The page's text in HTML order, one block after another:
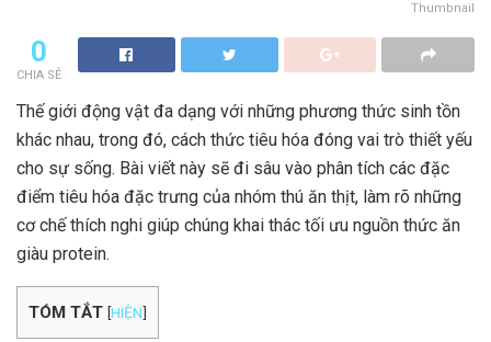
Thumbnail
0
CHIA SẺ
Thế giới động vật đa dạng với những phương thức sinh tồn
khác nhau, trong đó, cách thức tiêu hóa đóng vai trò thiết yếu
cho sự sống. Bài viết này sẽ đi sâu vào phân tích các đặc
điểm tiêu hóa đặc trưng của nhóm thú ăn thịt, làm rõ những
cơ chế thích nghi giúp chúng khai thác tối ưu nguồn thức ăn
giàu protein.
TÓM TẮT [HIỆN]